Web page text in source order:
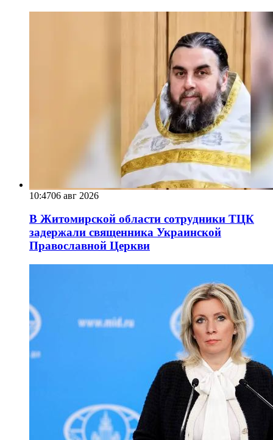
10:4706 авг 2026
В Житомирской области сотрудники ТЦК
задержали священника Украинской
Православной Церкви